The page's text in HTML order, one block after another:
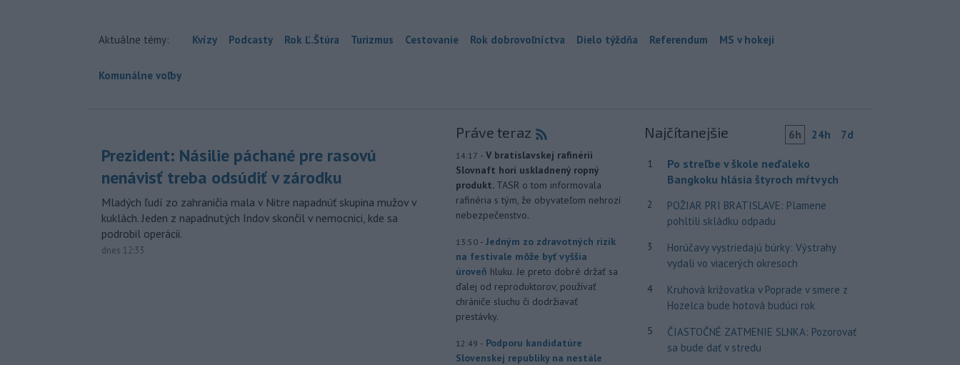
Aktuálne témy: Kvízy Podcasty Rok Ľ.Štúra Turizmus Cestovanie Rok dobrovoľníctva Dielo týždňa Referendum MS v hokeji
Komunálne voľby
Prezident: Násilie páchané pre rasovú
nenávisť treba odsúdiť v zárodku
Mladých ľudí zo zahraničia mala v Nitre napadnúť skupina mužov v
kuklách. Jeden z napadnutých Indov skončil v nemocnici, kde sa
podrobil operácii.
dnes 12:33
Práve teraz
14:17 - V bratislavskej rafinérii
Slovnaft horí uskladnený ropný
produkt. TASR o tom informovala
rafinéria s tým, že obyvateľom nehrozí
nebezpečenstvo.
13:50 - Jedným zo zdravotných rizík
na festivale môže byť vyššia
úroveň hluku. Je preto dobré držať sa
ďalej od reproduktorov, používať
chrániče sluchu či dodržiavať
prestávky.
12:49 - Podporu kandidatúre
Slovenskej republiky na nestále
Najčítanejšie 6h 24h 7d
1
Po streľbe v škole neďaleko
Bangkoku hlásia štyroch mŕtvych
2
POŽIAR PRI BRATISLAVE: Plamene
pohltili skládku odpadu
3
Horúčavy vystriedajú búrky: Výstrahy
vydali vo viacerých okresoch
4
Kruhová križovatka v Poprade v smere z
Hozelca bude hotová budúci rok
5
ČIASTOČNÉ ZATMENIE SLNKA: Pozorovať
sa bude dať v stredu